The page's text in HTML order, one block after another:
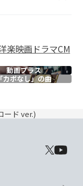
楽映画ドラマCM
動画プラス
「カポなし」の曲
ード ver.)